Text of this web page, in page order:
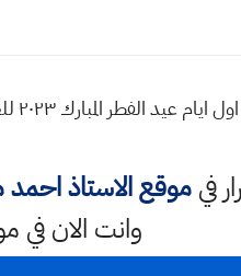
فيموقع الاستاذ
وانت الان في